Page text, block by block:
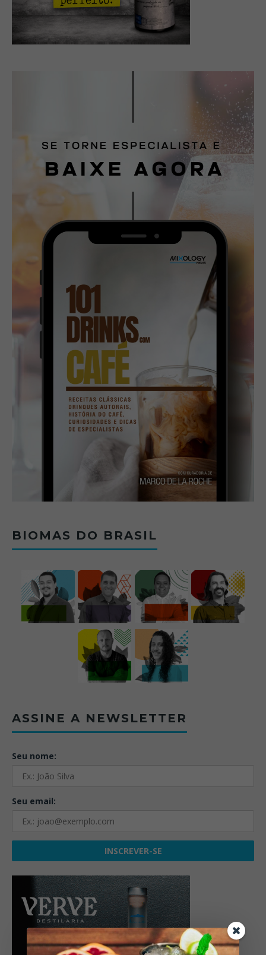
BIOMAS DO BRASIL
ASSINE A NEWSLETTER
Seu nome:
Seu email: